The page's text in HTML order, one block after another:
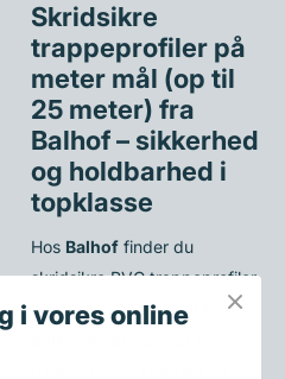
Skridsikre
trappeprofiler på
meter mål (op til
25 meter) fra
Balhof – sikkerhed
og holdbarhed i
topklasse
Hos Balhof finder du
skridsikre PVC trappeprofiler
og PVC-lister igul, grå og
i vores online